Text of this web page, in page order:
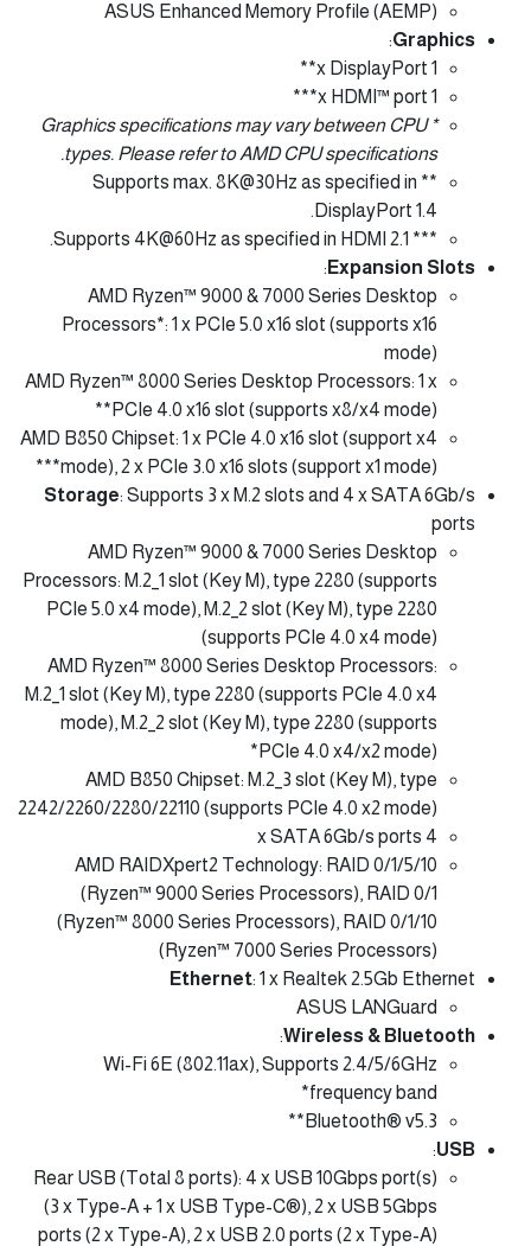
ASUS Enhanced Memory Profile (AEMP)
Graphics
:
1 x DisplayPort**
1 x HDMI™ port***
* Graphics specifications may vary between CPU
types. Please refer to AMD CPU specifications.
** Supports max. 8K@30Hz as specified in
DisplayPort 1.4.
*** Supports 4K@60Hz as specified in HDMI 2.1.
Expansion Slots
:
AMD Ryzen™ 9000 & 7000 Series Desktop
Processors*: 1 x PCIe 5.0 x16 slot (supports x16
mode)
AMD Ryzen™ 8000 Series Desktop Processors: 1 x
PCIe 4.0 x16 slot (supports x8/x4 mode)**
AMD B850 Chipset: 1 x PCIe 4.0 x16 slot (support x4
mode), 2 x PCIe 3.0 x16 slots (support x1 mode)***
Storage: Supports 3 x M.2 slots and 4 x SATA 6Gb/s
ports
AMD Ryzen™ 9000 & 7000 Series Desktop
Processors: M.2_1 slot (Key M), type 2280 (supports
PCIe 5.0 x4 mode), M.2_2 slot (Key M), type 2280
(supports PCIe 4.0 x4 mode)
AMD Ryzen™ 8000 Series Desktop Processors:
M.2_1 slot (Key M), type 2280 (supports PCIe 4.0 x4
mode), M.2_2 slot (Key M), type 2280 (supports
PCIe 4.0 x4/x2 mode)*
AMD B850 Chipset: M.2_3 slot (Key M), type
2242/2260/2280/22110 (supports PCIe 4.0 x2 mode)
4 x SATA 6Gb/s ports
AMD RAIDXpert2 Technology: RAID 0/1/5/10
(Ryzen™ 9000 Series Processors), RAID 0/1
(Ryzen™ 8000 Series Processors), RAID 0/1/10
(Ryzen™ 7000 Series Processors)
Ethernet: 1 x Realtek 2.5Gb Ethernet
ASUS LANGuard
Wireless & Bluetooth
:
Wi-Fi 6E (802.11ax), Supports 2.4/5/6GHz
frequency band*
Bluetooth® v5.3**
USB
:
Rear USB (Total 8 ports): 4 x USB 10Gbps port(s)
(3 x Type-A + 1 x USB Type-C®), 2 x USB 5Gbps
ports (2 x Type-A), 2 x USB 2.0 ports (2 x Type-A)